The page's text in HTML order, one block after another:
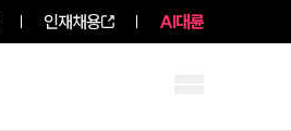
인재채용 AI대륜